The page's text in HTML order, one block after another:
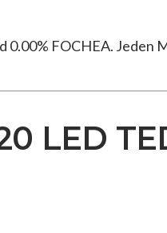
0.00% FOCHEA. Jeden
LED